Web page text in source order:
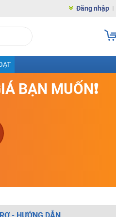
Đăng nhập
BẠN MUỐN❗